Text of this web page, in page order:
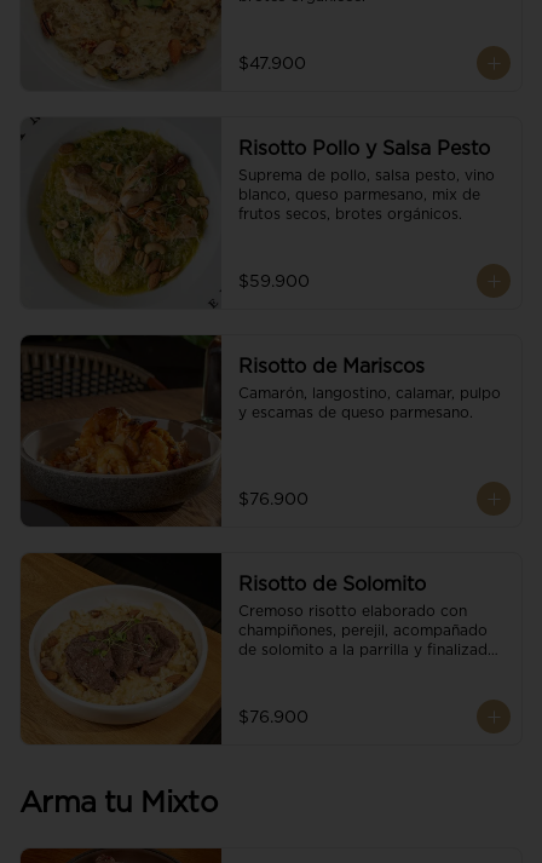
$47.900
Risotto Pollo y Salsa Pesto
Suprema de pollo, salsa pesto, vino
blanco, queso parmesano, mix de
frutos secos, brotes orgánicos.
$59.900
Risotto de Mariscos
Camarón, langostino, calamar, pulpo
y escamas de queso parmesano.
$76.900
Risotto de Solomito
Cremoso risotto elaborado con
champiñones, perejil, acompañado
de solomito a la parrilla y finalizado
$76.900
Arma tu Mixto